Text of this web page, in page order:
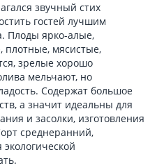
звучный стих
гостей лучшим
Плоды ярко-алые,
плотные, мясистые,
зрелые хорошо
мельчают, но
Содержат большое
а значит идеальны для
и засолки, изготовления
среднеранний,